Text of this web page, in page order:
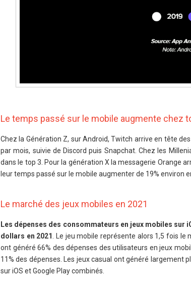
Le temps passé sur le mobile augmente chez
Chez la Génération Z, sur Android, Twitch arrive en tête
par mois, suivie de Discord puis Snapchat. Chez les
dans le top 3. Pour la génération X la messagerie Orange
leur temps passé sur le mobile augmenter de 19% environ
Le marché des jeux mobiles en 2021
Les dépenses des consommateurs en jeux mobiles sur
dollars en 2021
. Le jeu mobile représente alors 1,5 fois
ont généré 66% des dépenses des utilisateurs en jeux
11% des dépenses. Les jeux casual ont généré largement
sur iOS et Google Play combinés.